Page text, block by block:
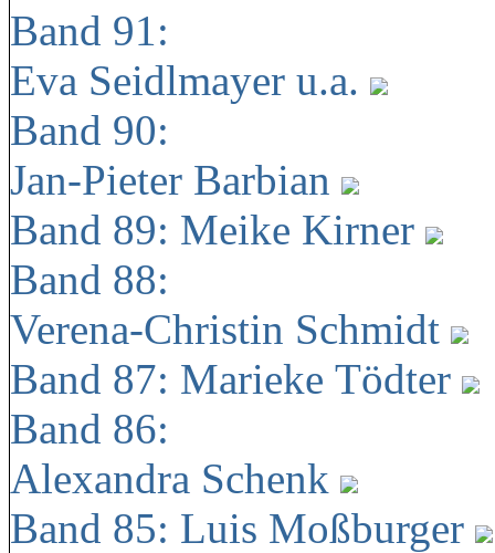
Band 91:
Eva Seidlmayer u.a.
Band 90:
Jan-Pieter Barbian
Band 89: Meike Kirner
Band 88:
Verena-Christin Schmidt
Band 87: Marieke Tödter
Band 86:
Alexandra Schenk
Band 85: Luis Moßburger